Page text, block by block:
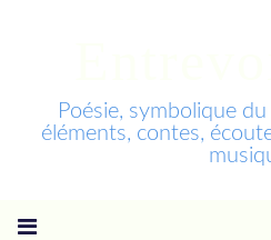
Poésie, symbolique
éléments, contes,